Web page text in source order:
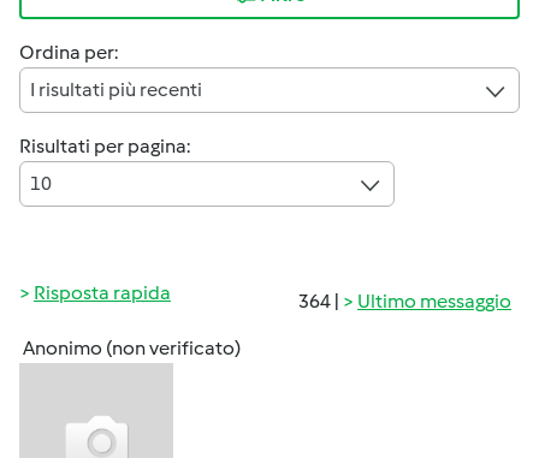
Ordina per:
I risultati più recenti
Risultati per pagina:
10
364 | Ultimo messaggio
Risposta rapida
Anonimo (non verificato)